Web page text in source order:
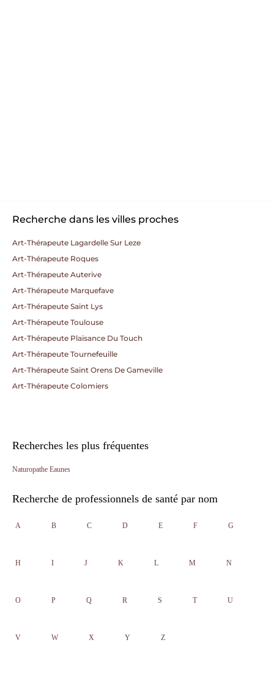
Recherche dans les villes proches
Art-Thérapeute Lagardelle Sur Leze
Art-Thérapeute Roques
Art-Thérapeute Auterive
Art-Thérapeute Marquefave
Art-Thérapeute Saint Lys
Art-Thérapeute Toulouse
Art-Thérapeute Plaisance Du Touch
Art-Thérapeute Tournefeuille
Art-Thérapeute Saint Orens De Gameville
Art-Thérapeute Colomiers
Recherches les plus fréquentes
Naturopathe Eaunes
Recherche de professionnels de santé par nom
A B C D E F G
H I J K L M N
O P Q R S T U
V W X Y Z